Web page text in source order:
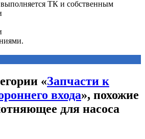
«Запчасти к
входа», похожие
для насоса